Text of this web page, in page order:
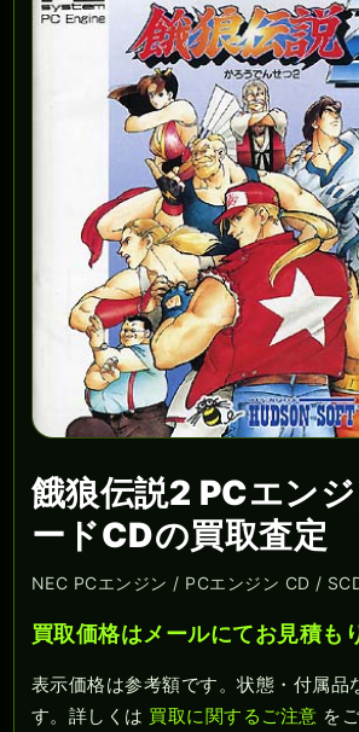
餓狼伝説2 PCエン
ードCDの買取査定
NEC PCエンジン / PCエンジン CD /
買取価格はメールにてお見積も
表示価格は参考額です。状態・付属品
す。詳しくは 買取に関するご注意 を